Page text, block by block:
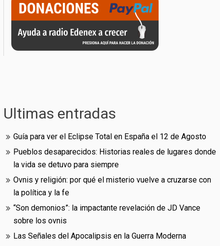
Ultimas entradas
Guía para ver el Eclipse Total en España el 12 de Agosto
Pueblos desaparecidos: Historias reales de lugares donde
la vida se detuvo para siempre
Ovnis y religión: por qué el misterio vuelve a cruzarse con
la política y la fe
“Son demonios”: la impactante revelación de JD Vance
sobre los ovnis
Las Señales del Apocalipsis en la Guerra Moderna